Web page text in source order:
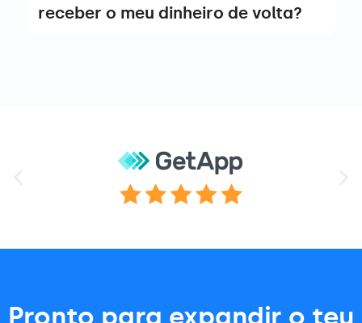
receber o meu dinheiro de volta?
Pronto para expandir o teu